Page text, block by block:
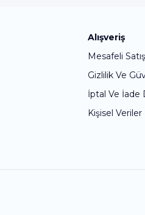
Alışveriş
Mesafeli
Gizlilik Ve
İptal Ve İade
Kişisel Veriler